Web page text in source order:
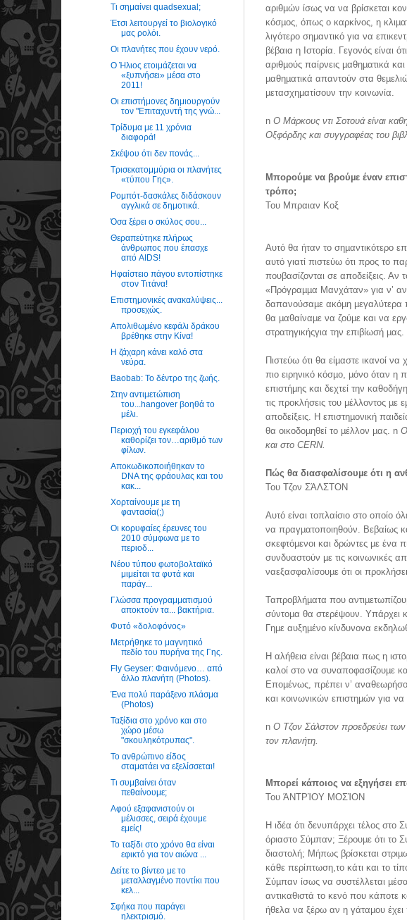
αριθµών ίσως να να βρίσκεται
κόσµος, όπως ο καρκίνος, η
λιγότερο σηµαντικό για να
βέβαια η Ιστορία. Γεγονός είναι
αριθµούς παίρνεις µαθηµατικά
µαθηµατικά απαντούν στα
µετασχηµατίσουν την κοινωνία.
n Ο Μάρκους ντι Σοτουά είναι
Οξφόρδης και συγγραφέας του
Μπορούµε να βρούµε έναν
τρόπο;
Του Μπραιαν Κοξ
Αυτό θα ήταν το σηµαντικότερο
αυτό γιατί πιστεύω ότι προς το
πουβασίζονται σε αποδείξεις.
«Πρόγραµµα Μανχάταν» για ν’
δαπανούσαµε ακόµη µεγαλύτερα
θα µαθαίναµε να ζούµε και να
στρατηγικήςγια την επιβίωσή µας.
Πιστεύω ότι θα είµαστε ικανοί
πιο ειρηνικό κόσµο, µόνο όταν η
επιστήµης και δεχτεί την
τις προκλήσεις του µέλλοντος µε
αποδείξεις. Η επιστηµονική
θα οικοδοµηθεί το µέλλον µας. n Ο
και στο CERN.
Πώς θα διασφαλίσουµε ότι η
Του Τζον ΣΆΛΣΤΟΝ
Αυτό είναι τοπλαίσιο στο οποίο
να πραγµατοποιηθούν. Βεβαίως
σκεφτόµενοι και δρώντες µε ένα
συνδυαστούν µε τις κοινωνικές
ναεξασφαλίσουµε ότι οι
Ταπροβλήµατα που
σύντοµα θα στερέψουν. Υπάρχει
Γηµε αυξηµένο κίνδυνονα
Η αλήθεια είναι βέβαια πως η
καλοί στο να συναποφασίζουµε
Εποµένως, πρέπει ν’
και κοινωνικών επιστηµών για να
n Ο Τζον Σάλστον προεδρεύει των
τον πλανήτη.
Μπορεί κάποιος να εξηγήσει
Του ΆΝΤΡΊΟΥ ΜΟΣΊΟΝ
Η ιδέα ότι δενυπάρχει τέλος στο
όριαστο Σύµπαν; Ξέρουµε ότι το
διαστολή; Μήπως βρίσκεται
κάθε περίπτωση,το κάτι και το
Σύµπαν ίσως να συστέλλεται
αντικαθιστά το κενό που
ήθελα να ξέρω αν η γάταµου έχει
Τι σημαίνει quadsexual;
Έτσι λειτουργεί το βιολογικό
μας ρολόι.
Οι πλανήτες που έχουν νερό.
Ο Ήλιος ετοιμάζεται να
«ξυπνήσει» μέσα στο
2011!
Οι επιστήμονες δημιουργούν
τον "Επιταχυντή της γνώ...
Τρίδυμα με 11 χρόνια
διαφορά!
Σκέψου ότι δεν πονάς...
Τρισεκατομμύρια οι πλανήτες
«τύπου Γης».
Ρομπότ-δασκάλες διδάσκουν
αγγλικά σε δημοτικά.
Όσα ξέρει ο σκύλος σου...
Θεραπεύτηκε πλήρως
άνθρωπος που έπασχε
από AIDS!
Ηφαίστειο πάγου εντοπίστηκε
στον Τιτάνα!
Επιστημονικές ανακαλύψεις...
προσεχώς.
Απολιθωμένο κεφάλι δράκου
βρέθηκε στην Κίνα!
Η ζάχαρη κάνει καλό στα
νεύρα.
Baobab: Το δέντρο της ζωής.
Στην αντιμετώπιση
του...hangover βοηθά το
μέλι.
Περιοχή του εγκεφάλου
καθορίζει τον…αριθμό των
φίλων.
Αποκωδικοποιήθηκαν το
DNA της φράουλας και του
κακ...
Χορταίνουμε με τη
φαντασία(;)
Οι κορυφαίες έρευνες του
2010 σύμφωνα με το
περιοδ...
Νέου τύπου φωτοβολταϊκό
μιμείται τα φυτά και
παράγ...
Γλώσσα προγραμματισμού
αποκτούν τα... βακτήρια.
Φυτό «δολοφόνος»
Μετρήθηκε το μαγνητικό
πεδίο του πυρήνα της Γης.
Fly Geyser: Φαινόμενο… από
άλλο πλανήτη (Photos).
Ένα πολύ παράξενο πλάσμα
(Photos)
Ταξίδια στο χρόνο και στο
χώρο μέσω
"σκουληκότρυπας".
Το ανθρώπινο είδος
σταματάει να εξελίσσεται!
Τι συμβαίνει όταν
πεθαίνουμε;
Αφού εξαφανιστούν οι
μέλισσες, σειρά έχουμε
εμείς!
Το ταξίδι στο χρόνο θα είναι
εφικτό για τον αιώνα ...
Δείτε το βίντεο με το
μεταλλαγμένο ποντίκι που
κελ...
Σφήκα που παράγει
ηλεκτρισμό.